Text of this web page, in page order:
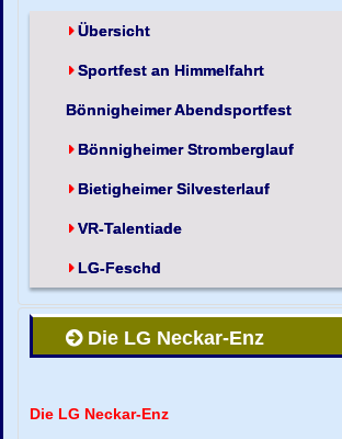
Übersicht
Sportfest an Himmelfahrt
Bönnigheimer Abendsportfest
Bönnigheimer Stromberglauf
Bietigheimer Silvesterlauf
VR-Talentiade
LG-Feschd
Die LG Neckar-Enz
Die LG Neckar-Enz